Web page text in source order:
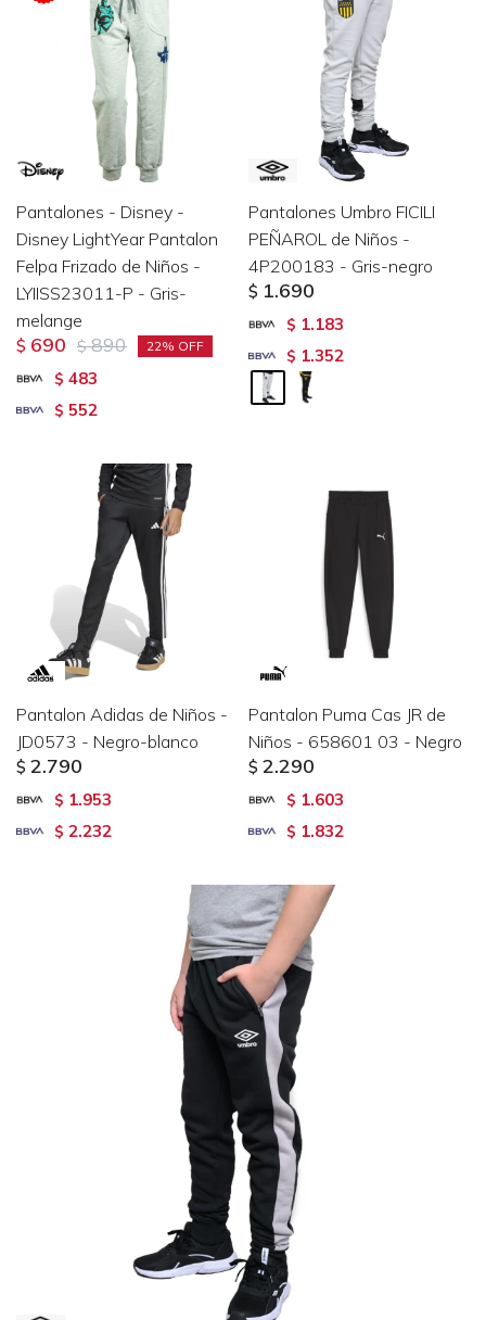
Pantalones - Disney -
Disney LightYear Pantalon
Felpa Frizado de Niños -
LYIISS23011-P - Gris-
melange
$ 690 $ 890 22
$ 483
$ 552
Pantalones Umbro FICILI
PEÑAROL de Niños -
4P200183 - Gris-negro
$ 1.690
$ 1.183
$ 1.352
Pantalon Adidas de Niños -
JD0573 - Negro-blanco
$ 2.790
$ 1.953
$ 2.232
Pantalon Puma Cas JR de
Niños - 658601 03 - Negro
$ 2.290
$ 1.603
$ 1.832